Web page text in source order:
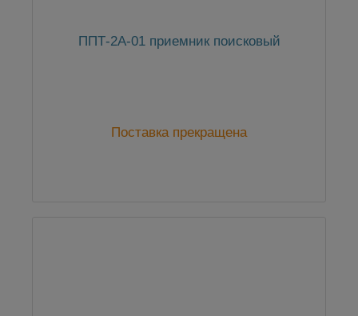
ППТ-2А-01 приемник поисковый
Поставка прекращена